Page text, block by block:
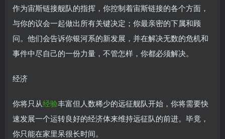
作为宙斯链接舰队的指挥，你控制着宙斯链接的各个方面，
与你的议会一起做出所有关键决定；你最亲密的下属和顾
问。他们会告诉你银河系的新发展，并在解决无数的危机和
事件中尽自己的一份力量，不管怎样，你都必须解决。
经济
你将只从经验丰富但人数稀少的远征舰队开始，你将需要快
速发展一个运转良好的经济体来维持远征队的前进。毕竟，
你只能在家里呆很长时间。